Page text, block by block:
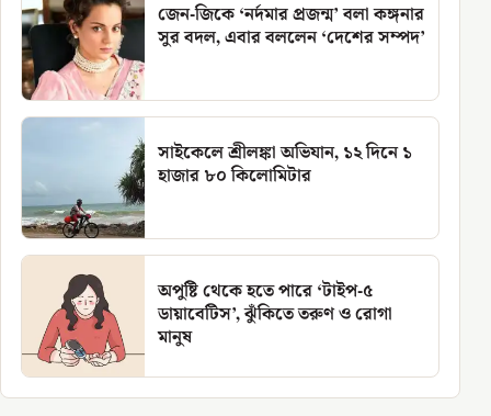
জেন-জিকে ‘নর্দমার প্রজন্ম’ বলা কঙ্গনার
সুর বদল, এবার বললেন ‘দেশের সম্পদ’
সাইকেলে শ্রীলঙ্কা অভিযান, ১২ দিনে ১
হাজার ৮০ কিলোমিটার
অপুষ্টি থেকে হতে পারে ‘টাইপ-৫
ডায়াবেটিস’, ঝুঁকিতে তরুণ ও রোগা
মানুষ